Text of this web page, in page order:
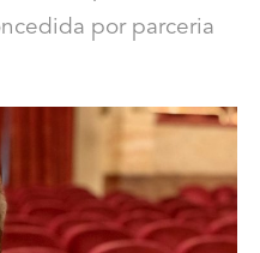
por parceria